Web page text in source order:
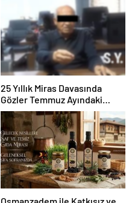
25 Yıllık Miras Davasında
Gözler Temmuz Ayındaki
Karar Duruşmasına Çevrildi